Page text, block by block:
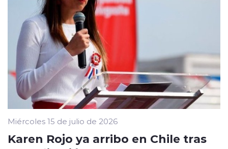
Miércoles 15 de julio de 2026
Karen Rojo ya arribo en Chile tras